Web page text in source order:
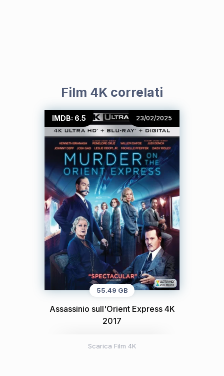
Film 4K correlati
IMDB: 6.5 23/02/2025
55.49 GB
Assassinio sull'Orient Express 4K
2017
Scarica Film 4K